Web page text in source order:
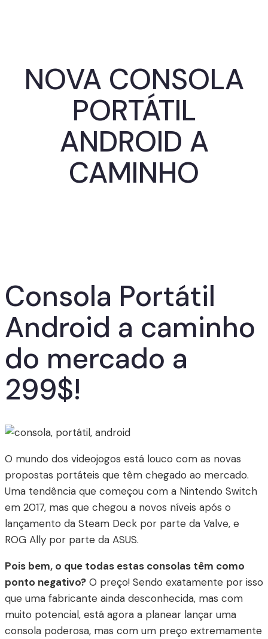
NOVA CONSOLA
PORTÁTIL
ANDROID A
CAMINHO
Consola Portátil
Android a caminho
do mercado a
299$!
O mundo dos videojogos está louco com as novas
propostas portáteis que têm chegado ao mercado.
Uma tendência que começou com a Nintendo Switch
em 2017, mas que chegou a novos níveis após o
lançamento da Steam Deck por parte da Valve, e
ROG Ally por parte da ASUS.
Pois bem, o que todas estas consolas têm como
ponto negativo? O preço! Sendo exatamente por isso
que uma fabricante ainda desconhecida, mas com
muito potencial, está agora a planear lançar uma
consola poderosa, mas com um preço extremamente